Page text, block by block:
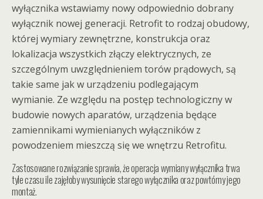
wyłącznika wstawiamy nowy odpowiednio dobrany
wyłącznik nowej generacji. Retrofit to rodzaj obudowy,
której wymiary zewnętrzne, konstrukcja oraz
lokalizacja wszystkich złączy elektrycznych, ze
szczególnym uwzględnieniem torów prądowych, są
takie same jak w urządzeniu podlegającym
wymianie. Ze względu na postęp technologiczny w
budowie nowych aparatów, urządzenia będące
zamiennikami wymienianych wyłączników z
powodzeniem mieszczą się we wnętrzu Retrofitu.
Zastosowane rozwiązanie sprawia, że operacja wymiany wyłącznika trwa
tyle czasu ile zajęłoby wysunięcie starego wyłącznika oraz powtórny jego
montaż.